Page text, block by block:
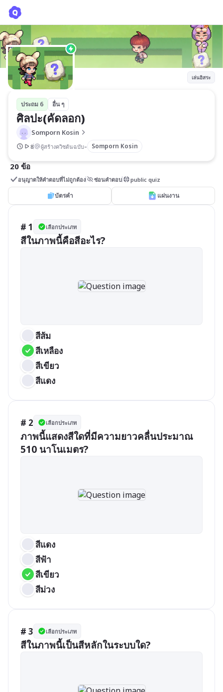
เล่นอิสระ
ประถม 6 อื่น ๆ
ศิลปะ(คัดลอก)
Somporn Kosin
8 ผู้สร้างควิซต้นฉบับ- Somporn Kosin
20 ข้อ
อนุญาตให้คำตอบที่ไม่ถูกต้อง ซ่อนคำตอบ public quiz
บัตรคำ แผ่นงาน
# 1 เลือกประเภท
สีในภาพนี้คือสีอะไร?
สีส้ม
สีเหลือง
สีเขียว
สีแดง
# 2 เลือกประเภท
ภาพนี้แสดงสีใดที่มีความยาวคลื่นประมาณ
510 นาโนเมตร?
สีแดง
สีฟ้า
สีเขียว
สีม่วง
# 3 เลือกประเภท
สีในภาพนี้เป็นสีหลักในระบบใด?